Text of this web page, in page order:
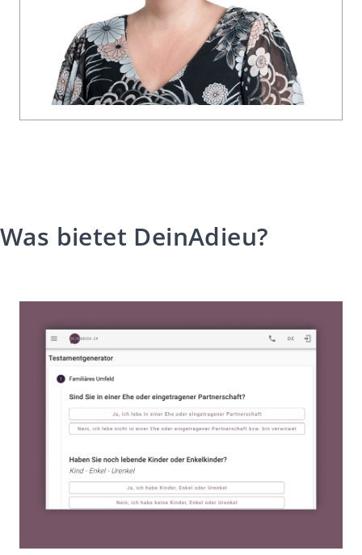
Was bietet DeinAdieu?